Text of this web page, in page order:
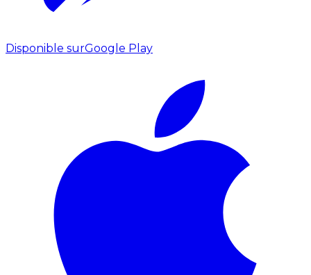
Disponible surGoogle Play